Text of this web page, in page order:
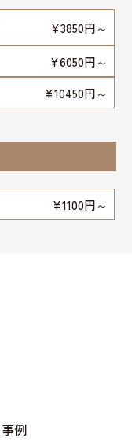
¥3850円～
¥6050円～
¥10450円～
¥1100円～
例